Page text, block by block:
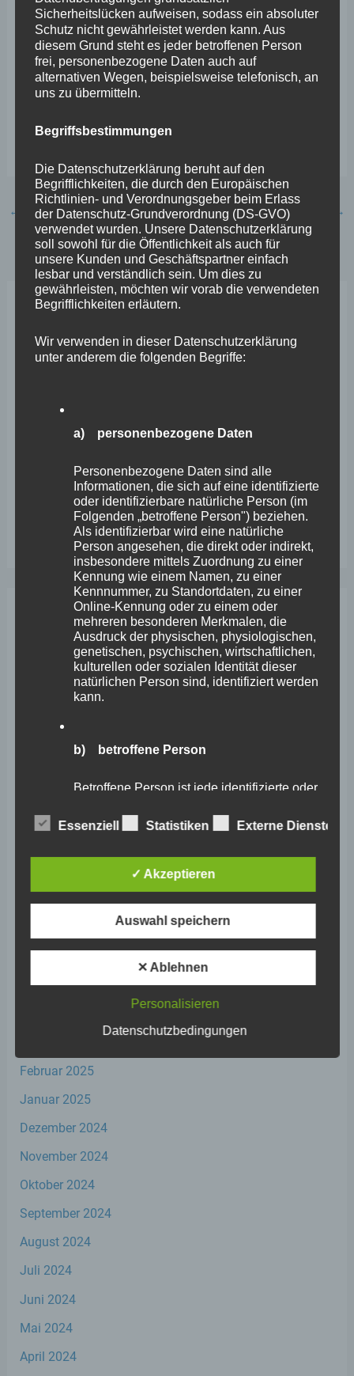
← Vorheriger Beitrag Nächster Beitrag →
Wefelscheid lehnt Verfassungsänderung ab
erstickt im Verkehr“
Wefelscheid besichtigt Fort Konstantin
Wefelscheid bei 3-jährigem Jubiläum von Particura
April 2026
März 2026
Februar 2026
Januar 2026
Dezember 2025
November 2025
Mai 2025
Februar 2025
Januar 2025
Dezember 2024
November 2024
Oktober 2024
September 2024
August 2024
Juli 2024
Juni 2024
Mai 2024
April 2024
Sicherheitslücken aufweisen, sodass ein absoluter
Schutz nicht gewährleistet werden kann. Aus
diesem Grund steht es jeder betroffenen Person
frei, personenbezogene Daten auch auf
alternativen Wegen, beispielsweise telefonisch, an
uns zu übermitteln.
Begriffsbestimmungen
Die Datenschutzerklärung beruht auf den
Begrifflichkeiten, die durch den Europäischen
Richtlinien- und Verordnungsgeber beim Erlass
der Datenschutz-Grundverordnung (DS-GVO)
verwendet wurden. Unsere Datenschutzerklärung
soll sowohl für die Öffentlichkeit als auch für
unsere Kunden und Geschäftspartner einfach
lesbar und verständlich sein. Um dies zu
gewährleisten, möchten wir vorab die verwendeten
Begrifflichkeiten erläutern.
Wir verwenden in dieser Datenschutzerklärung
unter anderem die folgenden Begriffe:
a) personenbezogene Daten
Personenbezogene Daten sind alle
Informationen, die sich auf eine identifizierte
oder identifizierbare natürliche Person (im
Folgenden „betroffene Person") beziehen.
Als identifizierbar wird eine natürliche
Person angesehen, die direkt oder indirekt,
insbesondere mittels Zuordnung zu einer
Kennung wie einem Namen, zu einer
Kennnummer, zu Standortdaten, zu einer
Online-Kennung oder zu einem oder
mehreren besonderen Merkmalen, die
Ausdruck der physischen, physiologischen,
genetischen, psychischen, wirtschaftlichen,
kulturellen oder sozialen Identität dieser
natürlichen Person sind, identifiziert werden
kann.
b) betroffene Person
Betroffene Person ist jede identifizierte oder
personenbezogene Daten von dem für die
Verarbeitung Verantwortlichen verarbeitet
Verarbeitung ist jeder mit oder ohne Hilfe
automatisierter Verfahren ausgeführte
Vorgang oder jede solche Vorgangsreihe im
Zusammenhang mit personenbezogenen
Daten wie das Erheben, das Erfassen, die
die Anpassung oder Veränderung, das
die Offenlegung durch Übermittlung,
Verbreitung oder eine andere Form der
Verknüpfung, die Einschränkung, das
Einschränkung der Verarbeitung ist die
personenbezogener Daten mit dem Ziel,
e) Profiling
Verarbeitung personenbezogener Daten,
Essenziell Statistiken Externe Dienste
✓ Akzeptieren
Auswahl speichern
✕ Ablehnen
Personalisieren
Datenschutzbedingungen